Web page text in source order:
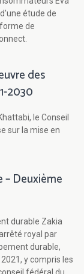
étude de
de
des
2030
le Conseil
sur la mise en
Deuxième
durable Zakia
royal par
durable,
y compris les